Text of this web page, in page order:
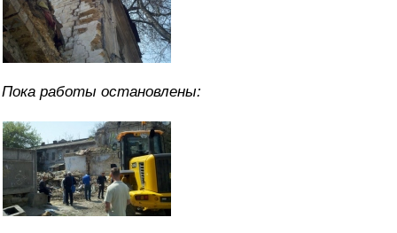
Пока работы остановлены: